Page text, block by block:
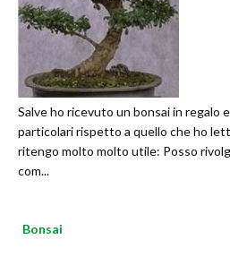
Salve ho ricevuto un bonsai in regalo
particolari rispetto a quello che ho
ritengo molto molto utile: Posso
com...
Bonsai